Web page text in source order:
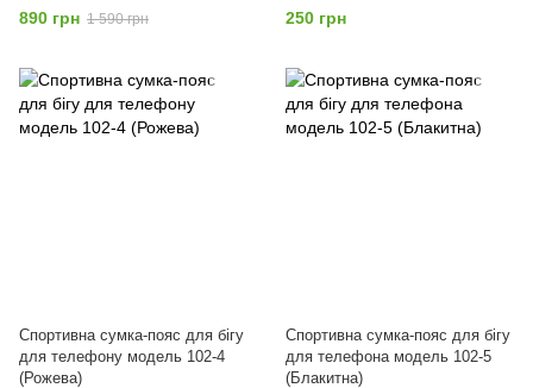
890 грн 1 590 грн 250 грн
Спортивна сумка-пояс для бігу
для телефону модель 102-4
(Рожева)
Спортивна сумка-пояс для бігу
для телефона модель 102-5
(Блакитна)